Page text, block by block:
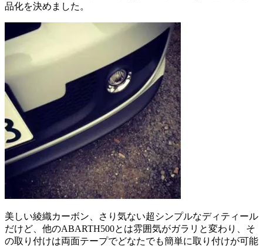
品化を決めました。
美しい綾織カーボン、さり気ない超シンプルなディティール
だけど、他のABARTH500とは雰囲気がガラリと変わり、そ
の取り付けは両面テープでどなたでも簡単に取り付けが可能